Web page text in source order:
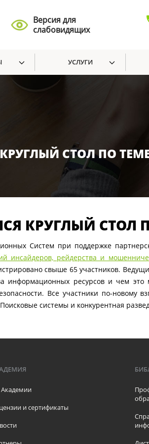
Версия для
слабовидящих
УСЛУГИ
СТОЛ ПО
КРУГЛЫЙ СТОЛ
Систем при поддержке
инсайдеров, рейдерства и
свыше 65 участников.
информационных ресурсов и чем
Все участники по-новому
системы и конкурентная
и сертификаты